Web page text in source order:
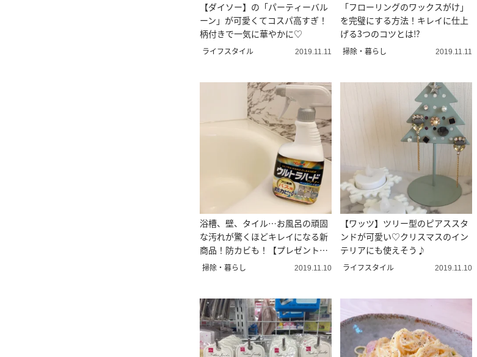
【ダイソー】の「パーティーバル
ーン」が可愛くてコスパ高すぎ！
柄付きで一気に華やかに♡
ライフスタイル 2019.11.11
「フローリングのワックスがけ」
を完璧にする方法！キレイに仕上
げる3つのコツとは⁉
掃除・暮らし 2019.11.11
浴槽、壁、タイル…お風呂の頑固
な汚れが驚くほどキレイになる新
商品！防カビも！【プレゼント付
き】
掃除・暮らし 2019.11.10
【ワッツ】ツリー型のピアススタ
ンドが可愛い♡クリスマスのイン
テリアにも使えそう♪
ライフスタイル 2019.11.10